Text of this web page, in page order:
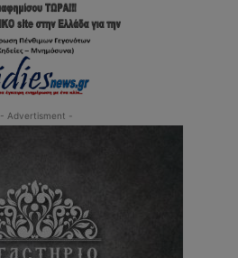
- Advertisment -